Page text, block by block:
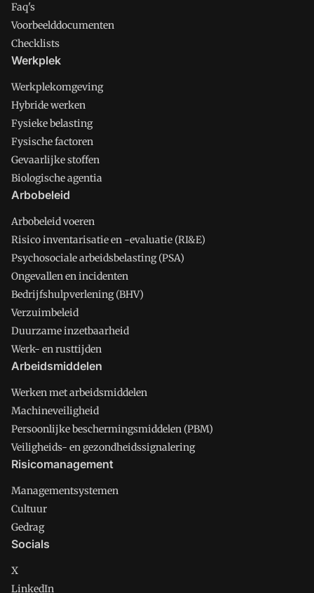
Faq's
Voorbeelddocumenten
Checklists
Werkplek
Werkplekomgeving
Hybride werken
Fysieke belasting
Fysische factoren
Gevaarlijke stoffen
Biologische agentia
Arbobeleid
Arbobeleid voeren
Risico inventarisatie en -evaluatie (RI&E)
Psychosociale arbeidsbelasting (PSA)
Ongevallen en incidenten
Bedrijfshulpverlening (BHV)
Verzuimbeleid
Duurzame inzetbaarheid
Werk- en rusttijden
Arbeidsmiddelen
Werken met arbeidsmiddelen
Machineveiligheid
Persoonlijke beschermingsmiddelen (PBM)
Veiligheids- en gezondheidssignalering
Risicomanagement
Managementsystemen
Cultuur
Gedrag
Socials
X
LinkedIn